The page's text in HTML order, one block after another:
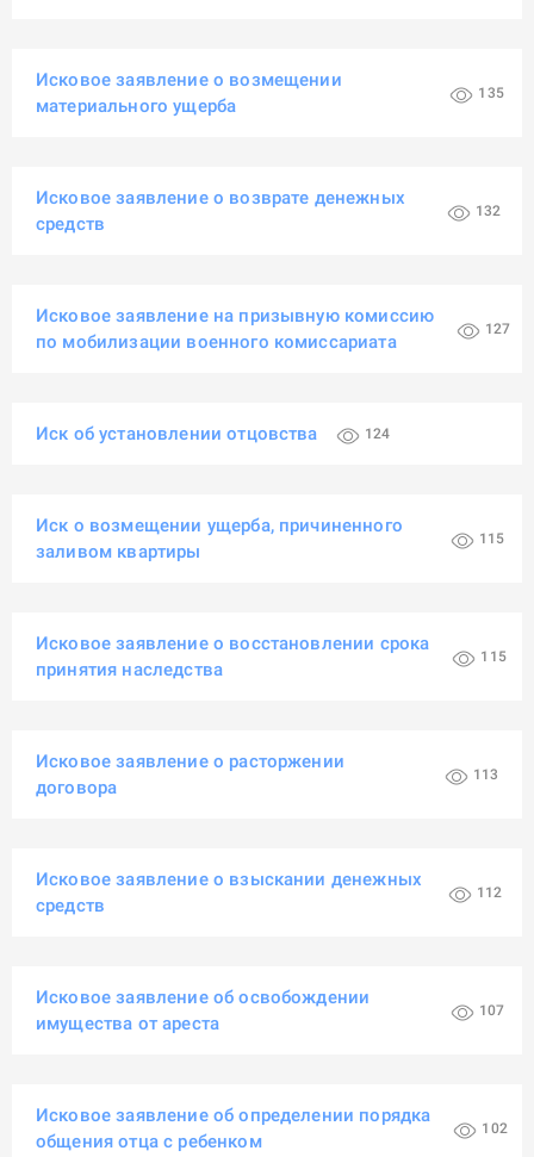
Исковое заявление о возмещении
материального ущерба
135
Исковое заявление о возврате денежных
средств
132
Исковое заявление на призывную комиссию
по мобилизации военного комиссариата
127
Иск об установлении отцовства 124
Иск о возмещении ущерба, причиненного
заливом квартиры
115
Исковое заявление о восстановлении срока
принятия наследства
115
Исковое заявление о расторжении
договора
113
Исковое заявление о взыскании денежных
средств
112
Исковое заявление об освобождении
имущества от ареста
107
Исковое заявление об определении порядка
общения отца с ребенком
102